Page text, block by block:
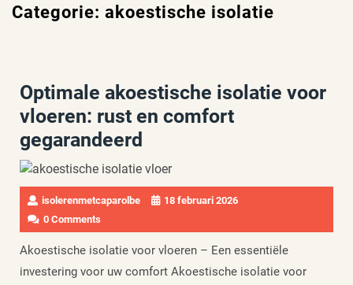
Categorie: akoestische isolatie
Optimale akoestische isolatie voor
vloeren: rust en comfort
gegarandeerd
isolerenmetcaparolbe
18 februari 2026
0 Comments
Akoestische isolatie voor vloeren – Een essentiële
investering voor uw comfort Akoestische isolatie voor